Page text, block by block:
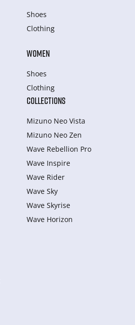
Shoes
Clothing
WOMEN
Shoes
Clothing
COLLECTIONS
Mizuno Neo Vista
Mizuno Neo Zen
Wave Rebellion Pro
Wave Inspire
Wave Rider
Wave Sky
Wave Skyrise
Wave Horizon